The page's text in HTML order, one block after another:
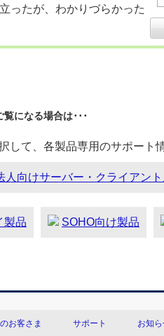
ったが、わかりづらかった
になる場合は･･･
して、各製品専用のサポート
人向けサーバー・クライアン
製品 SOHO向け製品
お客さま サポート お知